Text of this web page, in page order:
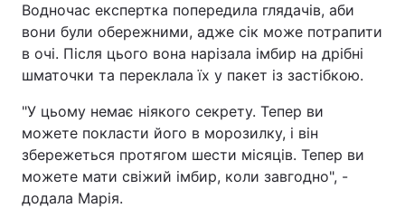
Водночас експертка попередила глядачів, аби
вони були обережними, адже сік може потрапити
в очі. Після цього вона нарізала імбир на дрібні
шматочки та переклала їх у пакет із застібкою.
"У цьому немає ніякого секрету. Тепер ви
можете покласти його в морозилку, і він
збережеться протягом шести місяців. Тепер ви
можете мати свіжий імбир, коли завгодно", -
додала Марія.